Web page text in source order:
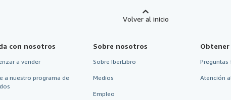
Volver al inicio
con nosotros
a vender
a nuestro programa de
Sobre nosotros
Sobre IberLibro
Medios
Empleo
Obtener
Preguntas
Atención